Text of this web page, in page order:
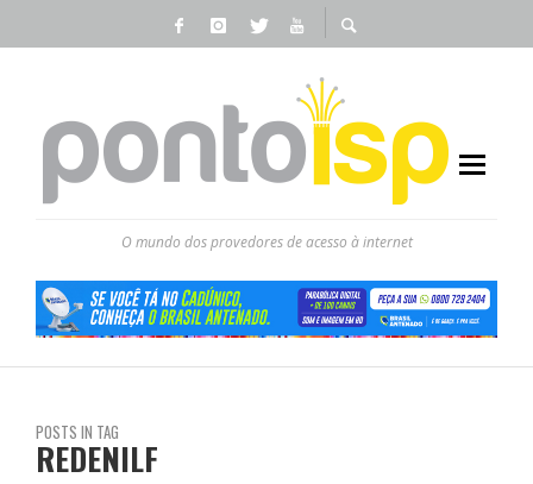
O mundo dos provedores de acesso à internet
POSTS IN TAG
REDENILF